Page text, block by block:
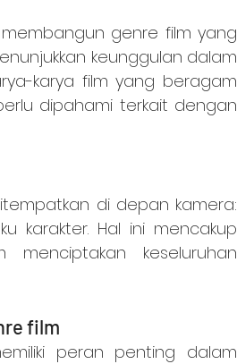
keunggulan dalam
karya film yang beragam
dipahami terkait dengan
karakter. Hal ini mencakup
keseluruhan
film